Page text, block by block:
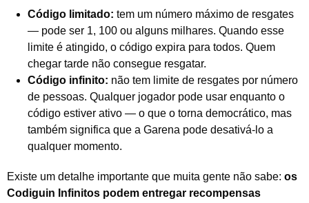
Código limitado: tem um número máximo de resgates
— pode ser 1, 100 ou alguns milhares. Quando esse
limite é atingido, o código expira para todos. Quem
chegar tarde não consegue resgatar.
Código infinito: não tem limite de resgates por número
de pessoas. Qualquer jogador pode usar enquanto o
código estiver ativo — o que o torna democrático, mas
também significa que a Garena pode desativá-lo a
qualquer momento.
Existe um detalhe importante que muita gente não sabe: os
Codiguin Infinitos podem entregar recompensas